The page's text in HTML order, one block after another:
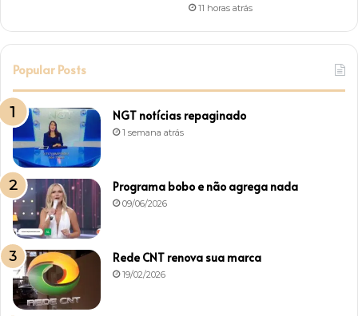
11 horas atrás
Popular Posts
NGT notícias repaginado
1 semana atrás
Programa bobo e não agrega nada
09/06/2026
Rede CNT renova sua marca
19/02/2026